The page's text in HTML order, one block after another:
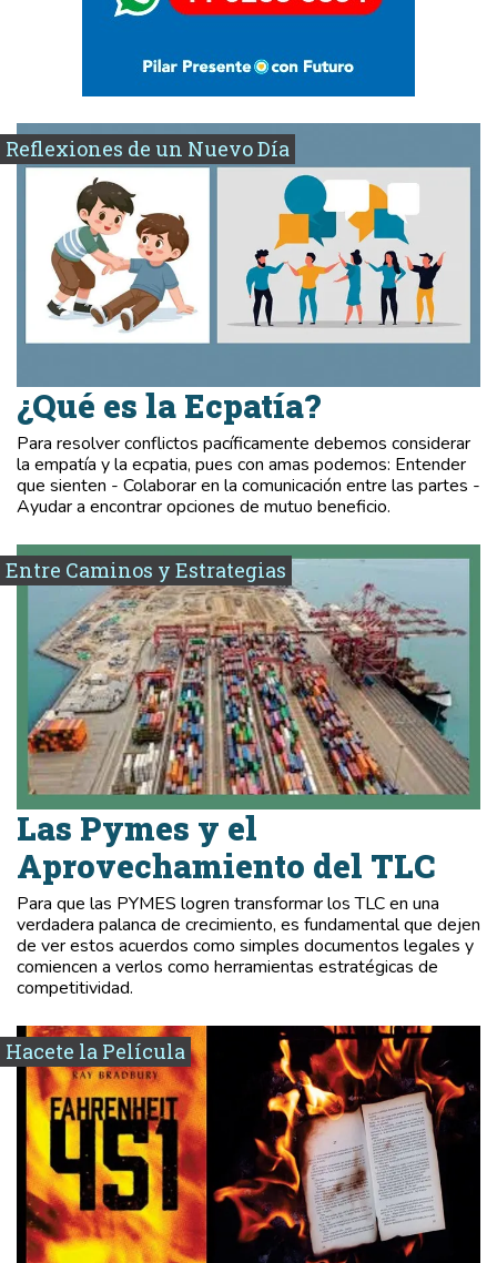
Reflexiones de un Nuevo Día
¿Qué es la Ecpatía?
Para resolver conflictos pacíficamente debemos considerar
la empatía y la ecpatia, pues con amas podemos: Entender
que sienten - Colaborar en la comunicación entre las partes -
Ayudar a encontrar opciones de mutuo beneficio.
Entre Caminos y Estrategias
Las Pymes y el
Aprovechamiento del TLC
Para que las PYMES logren transformar los TLC en una
verdadera palanca de crecimiento, es fundamental que dejen
de ver estos acuerdos como simples documentos legales y
comiencen a verlos como herramientas estratégicas de
competitividad.
Hacete la Película